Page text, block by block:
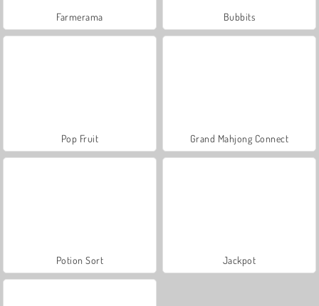
Farmerama Bubbits
Pop Fruit Grand Mahjong Connect
Potion Sort Jackpot